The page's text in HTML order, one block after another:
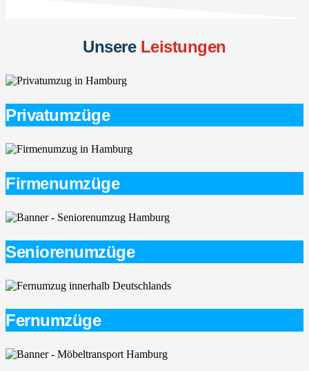
UnsereLeistungen
Privatumzüge
Firmenumzüge
Seniorenumzüge
Fernumzüge